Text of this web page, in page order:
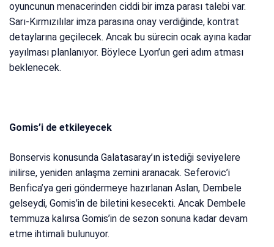
oyuncunun menacerinden ciddi bir imza parası talebi var.
Sarı-Kırmızılılar imza parasına onay verdiğinde, kontrat
detaylarına geçilecek. Ancak bu sürecin ocak ayına kadar
yayılması planlanıyor. Böylece Lyon’un geri adım atması
beklenecek.
Gomis’i de etkileyecek
Bonservis konusunda Galatasaray’ın istediği seviyelere
inilirse, yeniden anlaşma zemini aranacak. Seferovic’i
Benfica’ya geri göndermeye hazırlanan Aslan, Dembele
gelseydi, Gomis’in de biletini kesecekti. Ancak Dembele
temmuza kalırsa Gomis’in de sezon sonuna kadar devam
etme ihtimali bulunuyor.